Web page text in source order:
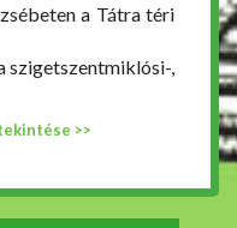
a Tátra téri
szigetszentmiklósi-,
>>